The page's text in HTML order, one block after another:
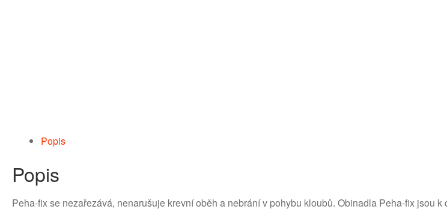
Popis
Popis
Peha-fix se nezařezává, nenarušuje krevní oběh a nebrání v pohybu kloubů. Obinadla Peha-fix jsou